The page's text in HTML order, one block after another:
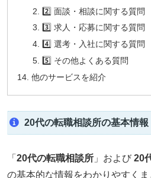
2️⃣ 面談・相談に関する質問
3️⃣ 求人・応募に関する質問
4️⃣ 選考・入社に関する質問
5️⃣ その他よくある質問
他のサービスを紹介
20代の転職相談所の基本情報
「 20代の転職相談所 」および 20
の基本的な情報をわかりやすく